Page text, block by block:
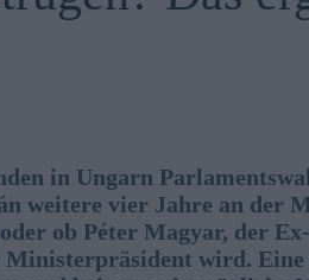
in Ungarn
weitere vier Jahre an der
ob Péter Magyar, der
Ministerpräsident wird.